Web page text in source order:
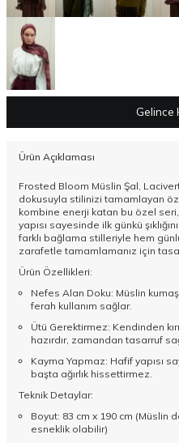
Gelince
Ürün Açıklaması
Frosted Bloom Müslin Şal,
dokusuyla stilinizi tamamlayan
kombine enerji katan bu özel
yapısı sayesinde ilk günkü
farklı bağlama stilleriyle hem
zarafetle tamamlamanız için
Ürün Özellikleri:
Nefes Alan Doku: Müslin
ferah kullanım sağlar.
Ütü Gerektirmez: Kendinden
hazırdır, zamandan tasarruf
Kayma Yapmaz: Hafif yapısı
başta ağırlık hissettirmez.
Teknik Detaylar:
Boyut: 83 cm x 190 cm
esneklik olabilir)